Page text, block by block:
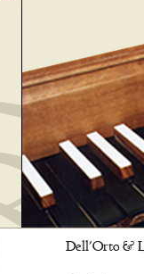
Dell'Orto &